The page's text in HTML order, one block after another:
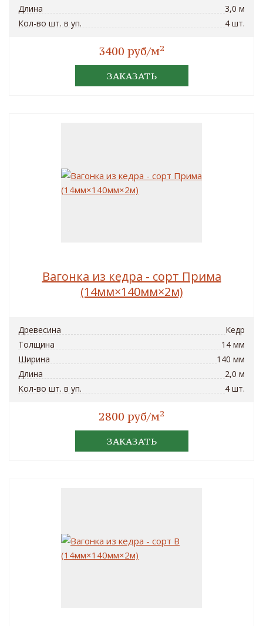
Длина
3,0 м
Кол-во шт. в уп.
4 шт.
3400 руб/м2
ЗАКАЗАТЬ
Вагонка из кедра - сорт Прима
(14мм×140мм×2м)
Древесина
Кедр
Толщина
14 мм
Ширина
140 мм
Длина
2,0 м
Кол-во шт. в уп.
4 шт.
2800 руб/м2
ЗАКАЗАТЬ